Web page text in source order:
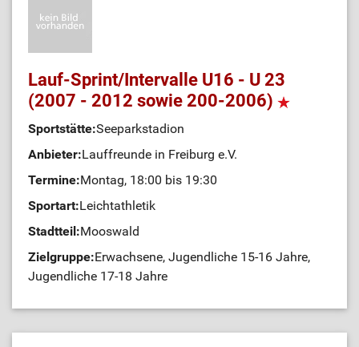
Lauf-Sprint/Intervalle U16 - U 23
(2007 - 2012 sowie 200-2006)
Sportstätte:Seeparkstadion
Anbieter:Lauffreunde in Freiburg e.V.
Termine:Montag, 18:00 bis 19:30
Sportart:Leichtathletik
Stadtteil:Mooswald
Zielgruppe:Erwachsene, Jugendliche 15-16 Jahre,
Jugendliche 17-18 Jahre